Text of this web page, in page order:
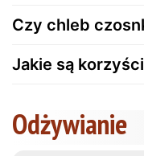
Czy chleb
Jakie są
Odżywianie